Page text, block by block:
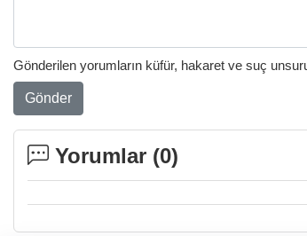
Gönderilen yorumların küfür, hakaret ve suç
Gönder
Yorumlar (0)